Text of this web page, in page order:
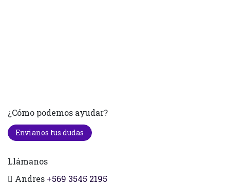
¿Cómo podemos ayudar?
Envianos tus dudas
Llámanos
Andres +569 3545 2195